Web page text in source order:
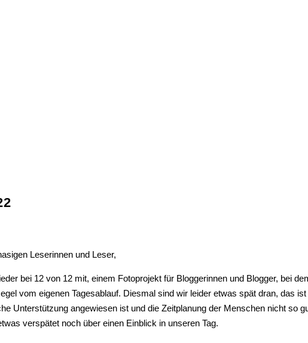
Leserinnen und Leser,
bei 12 von 12 mit, einem Fotoprojekt für Bloggerinnen und Blogger, bei
vom eigenen Tagesablauf. Diesmal sind wir leider etwas spät dran, das ist
Unterstützung angewiesen ist und die Zeitplanung der Menschen nicht so
verspätet noch über einen Einblick in unseren Tag.